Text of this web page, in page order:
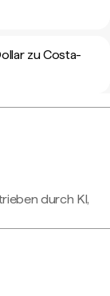
zu Costa-
durch KI,